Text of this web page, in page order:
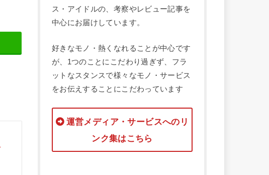
ス・アイドルの、考察やレビュー記事を
中心にお届けしています。
好きなモノ・熱くなれることが中心です
が、1つのことにこだわり過ぎず、フラ
ットなスタンスで様々なモノ・サービス
をお伝えすることにこだわっています
運営メディア・サービスへのリ
ンク集はこちら